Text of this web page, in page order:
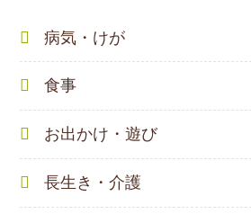
病気・けが
食事
お出かけ・遊び
長生き・介護